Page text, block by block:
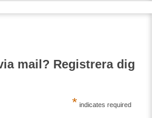
mail? Registrera dig
* indicates required